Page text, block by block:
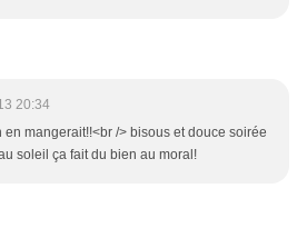
20:34
en mangerait!!<br /> bisous et douce soirée
soleil ça fait du bien au moral!